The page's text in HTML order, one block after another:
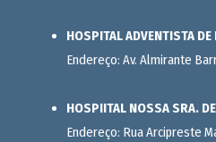
HOSPITAL ADVENTISTA DE
Endereço: Av. Almirante
HOSPIITAL NOSSA SRA.
Endereço: Rua Arcipreste